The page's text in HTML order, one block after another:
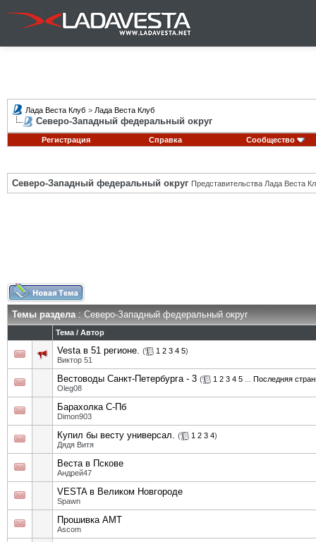
Лада Веста Клуб > Лада Веста Клуб
Северо-Западный федеральный округ
Регистрация Справка Сообщество
Северо-Западный федеральный округ Представительства Лада Веста
Темы раздела: Северо-Западный федеральный округ
Тема / Автор
Vesta в 51 регионе. ( 1 2 3 4 5)
Виктор 51
Вестоводы Санкт-Петербурга - 3 ( 1 2 3 4 5
Последняя
Oleg08
Барахолка С-Пб
Dimon903
Купил бы весту универсал. ( 1 2 3 4)
Дядя Витя
Веста в Пскове
Андрей47
VESTA в Великом Новгороде
Spawn
Прошивка AMT
Ascom